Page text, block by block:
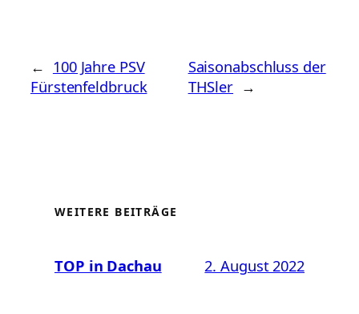
← 100 Jahre PSV
Fürstenfeldbruck
Saisonabschluss der
THSler →
WEITERE BEITRÄGE
TOP in Dachau 2. August 2022